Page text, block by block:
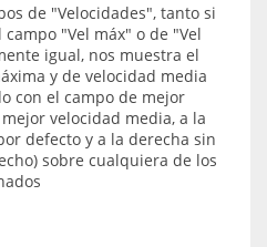
de "Velocidades", tanto si
"Vel máx" o de "Vel
igual, nos muestra el
y de velocidad media
con el campo de mejor
velocidad media, a la
defecto y a la derecha sin
sobre cualquiera de los